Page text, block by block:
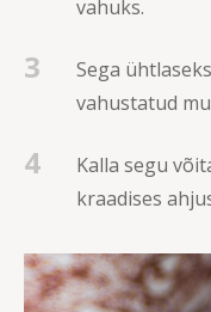
vahuks.
3
Sega
vahustatud
4
Kalla segu
kraadises